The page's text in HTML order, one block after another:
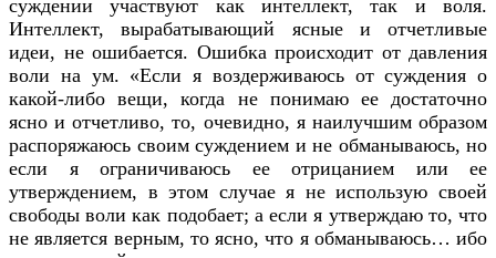
суждении участвуют как интеллект, так и воля.
Интеллект, вырабатывающий ясные и отчетливые
идеи, не ошибается. Ошибка происходит от давления
воли на ум. «Если я воздерживаюсь от суждения о
какой-либо вещи, когда не понимаю ее достаточно
ясно и отчетливо, то, очевидно, я наилучшим образом
распоряжаюсь своим суждением и не обманываюсь, но
если я ограничиваюсь ее отрицанием или ее
утверждением, в этом случае я не использую своей
свободы воли как подобает; а если я утверждаю то, что
не является верным, то ясно, что я обманываюсь… ибо